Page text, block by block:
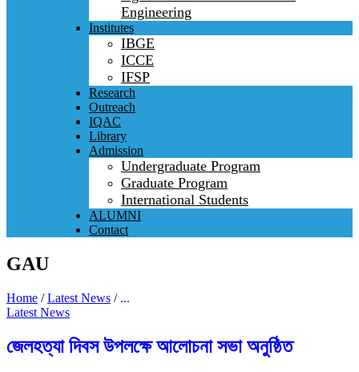
Engineering
Institutes
IBGE
ICCE
IFSP
Research
Outreach
IQAC
Library
Admission
Undergraduate Program
Graduate Program
International Students
ALUMNI
Contact
GAU
Home /Latest News / ...
Latest News
জেলহত্যা দিবস উপলক্ষে আলোচনা সভা অনুষ্ঠিত